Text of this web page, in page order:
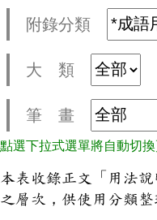
附錄分類
大 類
筆 畫
點選下拉式選單將自動切換
本表收錄正文「用法
之層次，供使用分類整